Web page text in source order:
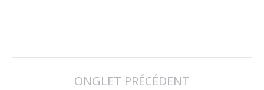
ONGLET PRÉCÉDENT